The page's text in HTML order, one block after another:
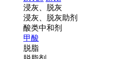
浸灰、脱灰
浸灰、脱灰助剂
酸类中和剂
甲酸
脱脂